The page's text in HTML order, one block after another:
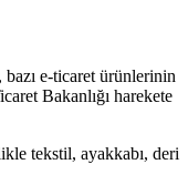
e-ticaret ürünlerinin
Bakanlığı harekete
tekstil, ayakkabı, deri